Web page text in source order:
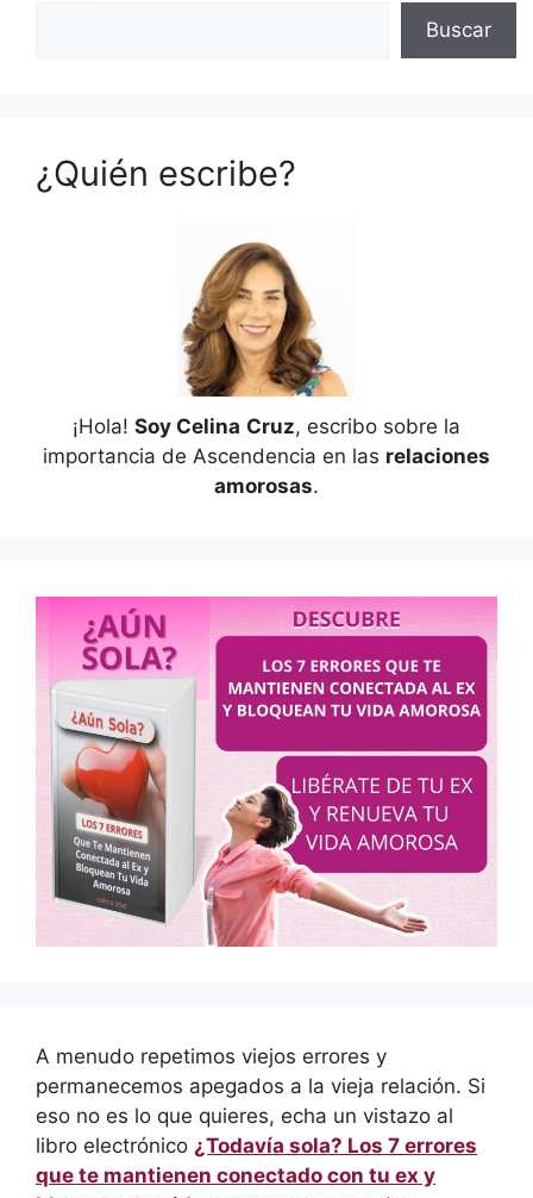
Buscar
¿Quién escribe?
¡Hola! Soy Celina Cruz, escribo sobre la
importancia de Ascendencia en las relaciones
amorosas.
A menudo repetimos viejos errores y
permanecemos apegados a la vieja relación. Si
eso no es lo que quieres, echa un vistazo al
libro electrónico ¿Todavía sola? Los 7 errores
que te mantienen conectado con tu ex y